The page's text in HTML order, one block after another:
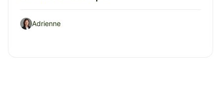
Adrienne